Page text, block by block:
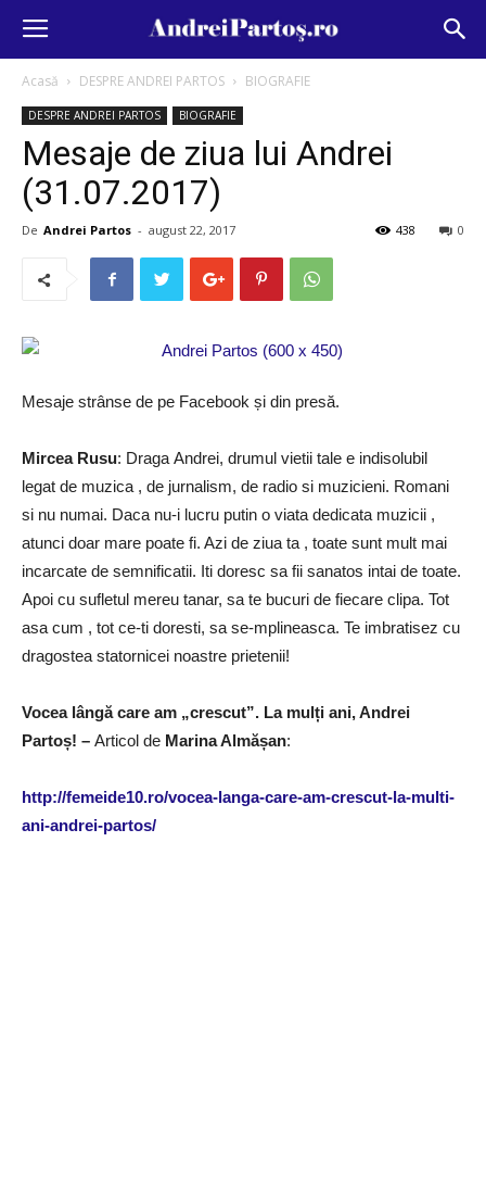
Acasă DESPRE ANDREI PARTOS BIOGRAFIE
DESPRE ANDREI PARTOS BIOGRAFIE
Mesaje de ziua lui Andrei
(31.07.2017)
De Andrei Partos - august 22, 2017 0
438
Mesaje strânse de pe Facebook și din presă.
Mircea Rusu: Draga Andrei, drumul vietii tale e indisolubil
legat de muzica , de jurnalism, de radio si muzicieni. Romani
si nu numai. Daca nu-i lucru putin o viata dedicata muzicii ,
atunci doar mare poate fi. Azi de ziua ta , toate sunt mult mai
incarcate de semnificatii. Iti doresc sa fii sanatos intai de toate.
Apoi cu sufletul mereu tanar, sa te bucuri de fiecare clipa. Tot
asa cum , tot ce-ti doresti, sa se-mplineasca. Te imbratisez cu
dragostea statornicei noastre prietenii!
Vocea lângă care am „crescut”. La mulți ani, Andrei
Partoș! – Articol de Marina Almășan:
http://femeide10.ro/vocea-langa-care-am-crescut-la-multi-
ani-andrei-partos/